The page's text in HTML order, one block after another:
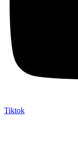
Tiktok